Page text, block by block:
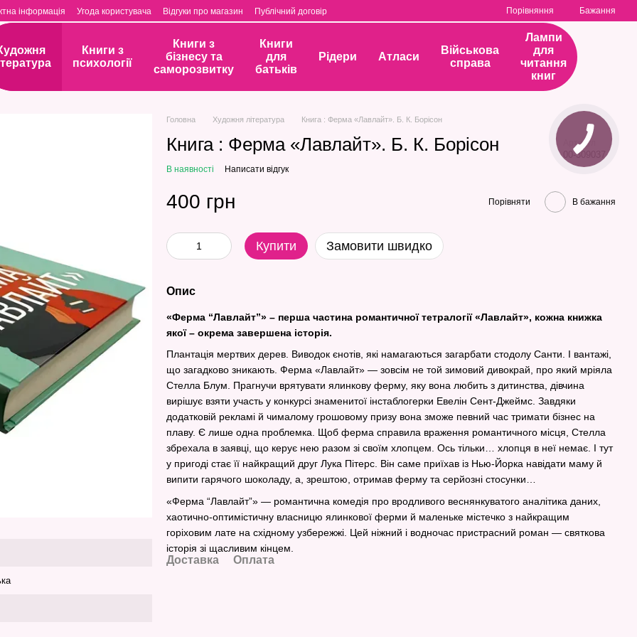
інформація Угода користувача Відгуки про магазин Публічний договір Порівняння Бажання
Книги з
психології
Книги з
бізнесу та
саморозвитку
Книги
для
батьків
Рідери Атласи
Військова
справа
Лампи
для
читання
книг
Головна Художня література Книга : Ферма «Лавлайт». Б. К. Борісон
Книга : Ферма «Лавлайт». Б. К. Борісон Артикул
00-309037
В наявності Написати відгук
400 грн Порівняти В бажання
Купити Замовити швидко
Опис
«Ферма “Лавлайт”» – перша частина романтичної тетралогії «Лавлайт», кожна книжка
якої – окрема завершена історія.
Плантація мертвих дерев. Виводок єнотів, які намагаються загарбати стодолу Санти. І вантажі,
що загадково зникають. Ферма «Лавлайт» — зовсім не той зимовий дивокрай, про який мріяла
Стелла Блум. Прагнучи врятувати ялинкову ферму, яку вона любить з дитинства, дівчина
вирішує взяти участь у конкурсі знаменитої інстаблогерки Евелін Сент-Джеймс. Завдяки
додатковій рекламі й чималому грошовому призу вона зможе певний час тримати бізнес на
плаву. Є лише одна проблемка. Щоб ферма справила враження романтичного місця, Стелла
збрехала в заявці, що керує нею разом зі своїм хлопцем. Ось тільки… хлопця в неї немає. І тут
у пригоді стає її найкращий друг Лука Пітерс. Він саме приїхав із Нью-Йорка навідати маму й
випити гарячого шоколаду, а, зрештою, отримав ферму та серйозні стосунки…
«Ферма “Лавлайт”» — романтична комедія про вродливого веснянкуватого аналітика даних,
хаотично-оптимістичну власницю ялинкової ферми й маленьке містечко з найкращим
горіховим лате на східному узбережжі. Цей ніжний і водночас пристрасний роман — святкова
історія зі щасливим кінцем.
Доставка Оплата